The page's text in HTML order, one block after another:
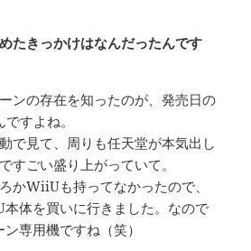
たきっかけはなんだったんです
ンの存在を知ったのが、発売日の
すよね。
で見て、周りも任天堂が本気出し
すごい盛り上がっていて。
かWiiUも持ってなかったので、
体を買いに行きました。なので
専用機ですね（笑）